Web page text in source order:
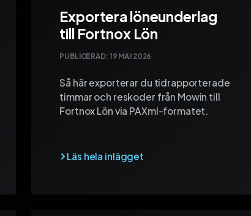
Exportera löneunderlag
till Fortnox Lön
PUBLICERAD: 19 MAJ 2026
Så här exporterar du tidrapporterade
timmar och reskoder från Mowin till
Fortnox Lön via PAXml-formatet.